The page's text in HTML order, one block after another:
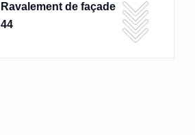
Ravalement de façade
44